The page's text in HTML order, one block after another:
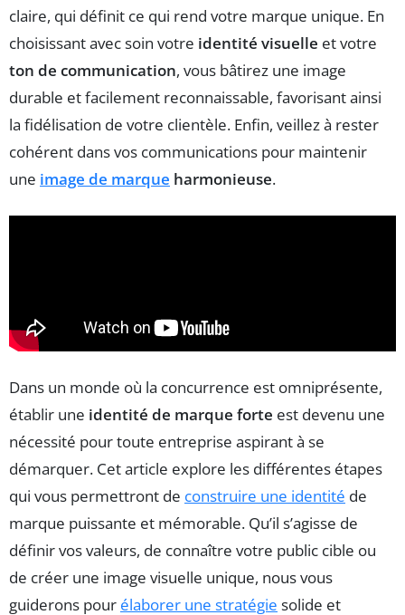
claire, qui définit ce qui rend votre marque unique. En
choisissant avec soin votre identité visuelle et votre
ton de communication, vous bâtirez une image
durable et facilement reconnaissable, favorisant ainsi
la fidélisation de votre clientèle. Enfin, veillez à rester
cohérent dans vos communications pour maintenir
une image de marque harmonieuse.
Dans un monde où la concurrence est omniprésente,
établir une identité de marque forte est devenu une
nécessité pour toute entreprise aspirant à se
démarquer. Cet article explore les différentes étapes
qui vous permettront de construire une identité de
marque puissante et mémorable. Qu’il s’agisse de
définir vos valeurs, de connaître votre public cible ou
de créer une image visuelle unique, nous vous
guiderons pour élaborer une stratégie solide et